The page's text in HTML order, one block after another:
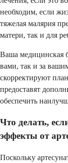
необходим, если
тяжелая малярия
матери, так и для
Ваша медицинская
вами, так и за
скорректируют
предоставят
обеспечить
Что делать,
эффекты от
Поскольку